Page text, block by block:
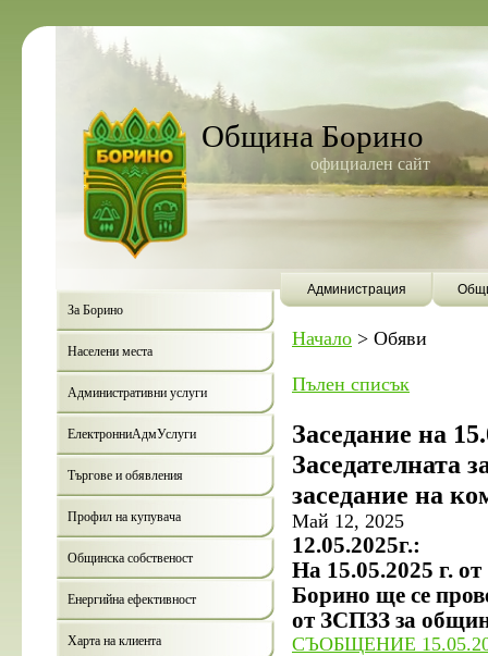
Община Борино
официален сайт
Администрация
За Борино
Населени места
Административни услуги
ЕлектронниАдмУслуги
Търгове и обявления
Профил на купувача
Общинска собственост
Енергийна ефективност
Харта на клиента
Начало > Обяви
Пълен списък
Заседание на
Заседателната
заседание на
Май 12, 2025
12.05.2025г.:
На 15.05.2025 г.
Борино ще се
от ЗСПЗЗ за
СЪОБЩЕНИЕ